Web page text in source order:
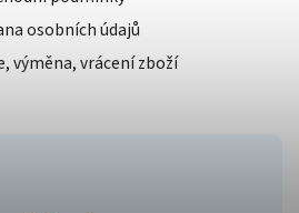
osobních údajů
výměna, vrácení zboží